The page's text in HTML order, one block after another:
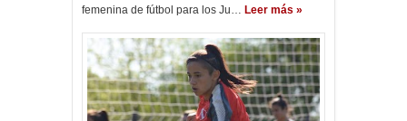
femenina de fútbol para los Ju… Leer más »